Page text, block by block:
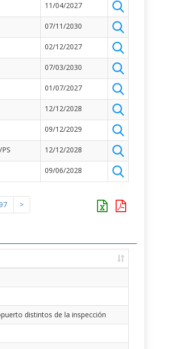
11/04/2027
07/11/2030
02/12/2027
07/03/2030
01/07/2027
12/12/2028
09/12/2029
12/12/2028
09/06/2028
>
distintos de la inspección